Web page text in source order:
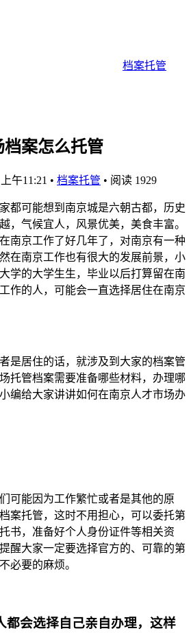
档案托管
案怎么托管
午11:21 • 档案托管 • 阅读 1929
都可能想到南京城是六朝古都，历史
，气候宜人，风景优美，美食丰富。
南京工作了好几年了，对南京有一种
在南京工作也有很大的发展前景，小
学的大学生生，毕业以后打算留在南
作的人，可能会一直选择居住在南京
是居住的话，就涉及到大家的档案管
托管档案需要准备哪些材料，办理哪
编给大家讲讲如何在南京人才市场办
可能因为工作繁忙或者是其他的原
案托管，这时不用担心，可以委托第
书，准备好个人身份证件等相关资
醒大家一定要选择官方的、可靠的第
必要的麻烦。
都会选择自己亲自办理，这样